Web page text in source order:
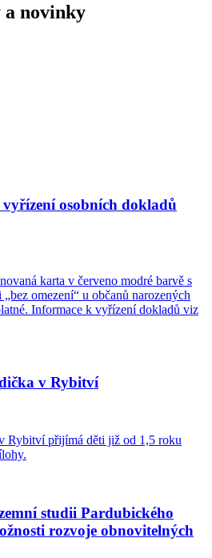
novinky
osobních dokladů
karta v červeno modré barvě s
omezení“ u občanů narozených
Informace k vyřízení dokladů viz
v Rybitví
Rybitví přijímá děti již od 1,5 roku
studii Pardubického
rozvoje obnovitelných